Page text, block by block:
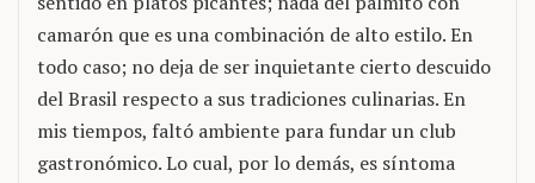
camarón que es una combinación de alto estilo. En
todo caso; no deja de ser inquietante cierto descuido
del Brasil respecto a sus tradiciones culinarias. En
mis tiempos, faltó ambiente para fundar un club
gastronómico. Lo cual, por lo demás, es síntoma